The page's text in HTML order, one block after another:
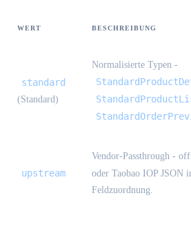
WERT BESCHREIBUNG
standard
(Standard)
Normalisierte Typen -
upstream
Vendor-Passthrough -
oder Taobao IOP JSON
Feldzuordnung.